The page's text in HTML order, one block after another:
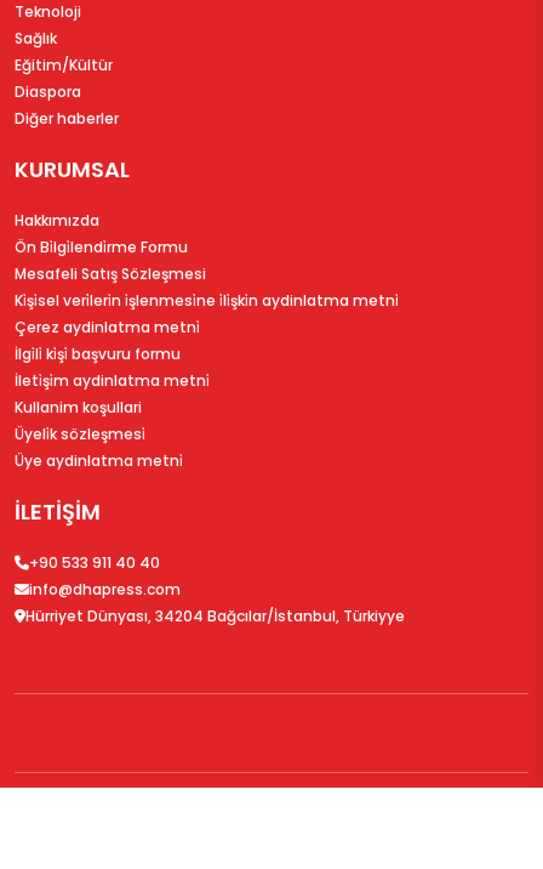
Teknoloji
Sağlık
Eğitim/Kültür
Diaspora
Diğer haberler
KURUMSAL
Hakkımızda
Ön Bi̇lgi̇lendi̇rme Formu
Mesafeli Satış Sözleşmesi
Ki̇şi̇sel veri̇leri̇n i̇şlenmesi̇ne i̇li̇şki̇n aydinlatma metni̇
Çerez aydinlatma metni̇
İlgi̇li̇ ki̇şi̇ başvuru formu
İleti̇şi̇m aydinlatma metni̇
Kullanim koşullari
Üyeli̇k sözleşmesi̇
Üye aydinlatma metni̇
İLETİŞİM
+90 533 911 40 40
info@dhapress.com
Hürriyet Dünyası, 34204 Bağcılar/İstanbul, Türkiyye